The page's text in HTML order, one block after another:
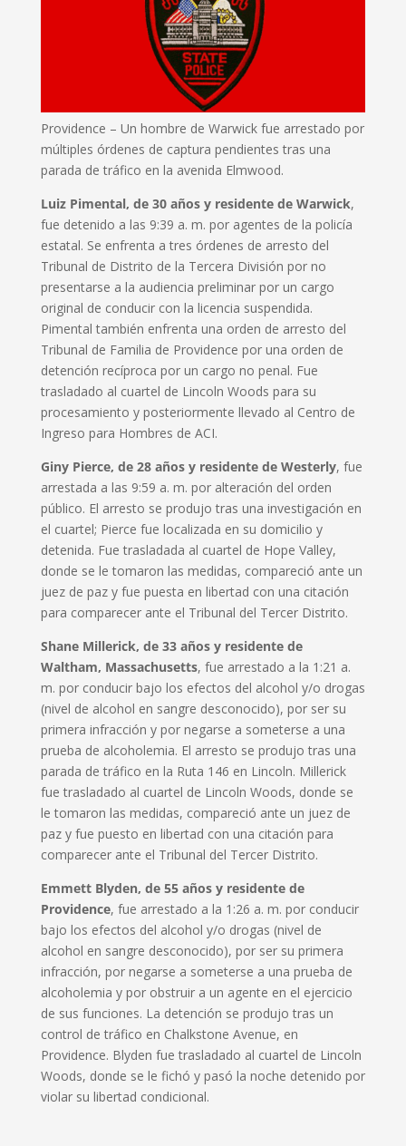
Providence – Un hombre de Warwick fue arrestado por
múltiples órdenes de captura pendientes tras una
parada de tráfico en la avenida Elmwood.
Luiz Pimental, de 30 años y residente de Warwick,
fue detenido a las 9:39 a. m. por agentes de la policía
estatal. Se enfrenta a tres órdenes de arresto del
Tribunal de Distrito de la Tercera División por no
presentarse a la audiencia preliminar por un cargo
original de conducir con la licencia suspendida.
Pimental también enfrenta una orden de arresto del
Tribunal de Familia de Providence por una orden de
detención recíproca por un cargo no penal. Fue
trasladado al cuartel de Lincoln Woods para su
procesamiento y posteriormente llevado al Centro de
Ingreso para Hombres de ACI.
Giny Pierce, de 28 años y residente de Westerly, fue
arrestada a las 9:59 a. m. por alteración del orden
público. El arresto se produjo tras una investigación en
el cuartel; Pierce fue localizada en su domicilio y
detenida. Fue trasladada al cuartel de Hope Valley,
donde se le tomaron las medidas, compareció ante un
juez de paz y fue puesta en libertad con una citación
para comparecer ante el Tribunal del Tercer Distrito.
Shane Millerick, de 33 años y residente de
Waltham, Massachusetts, fue arrestado a la 1:21 a.
m. por conducir bajo los efectos del alcohol y/o drogas
(nivel de alcohol en sangre desconocido), por ser su
primera infracción y por negarse a someterse a una
prueba de alcoholemia. El arresto se produjo tras una
parada de tráfico en la Ruta 146 en Lincoln. Millerick
fue trasladado al cuartel de Lincoln Woods, donde se
le tomaron las medidas, compareció ante un juez de
paz y fue puesto en libertad con una citación para
comparecer ante el Tribunal del Tercer Distrito.
Emmett Blyden, de 55 años y residente de
Providence, fue arrestado a la 1:26 a. m. por conducir
bajo los efectos del alcohol y/o drogas (nivel de
alcohol en sangre desconocido), por ser su primera
infracción, por negarse a someterse a una prueba de
alcoholemia y por obstruir a un agente en el ejercicio
de sus funciones. La detención se produjo tras un
control de tráfico en Chalkstone Avenue, en
Providence. Blyden fue trasladado al cuartel de Lincoln
Woods, donde se le fichó y pasó la noche detenido por
violar su libertad condicional.